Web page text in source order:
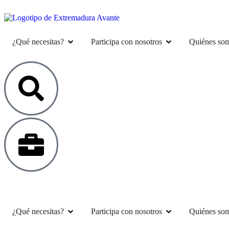
¿Qué necesitas? Participa con nosotros Quiénes
¿Qué necesitas? Participa con nosotros Quiénes